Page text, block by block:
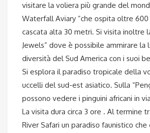
visitare la voliera più grande del
Waterfall Aviary “che ospita oltre 600
cascata alta 30 metri. Si visita inoltre
Jewels” dove è possibile ammirare la
diversità del Sud America con i suoi
Si esplora il paradiso tropicale della
uccelli del sud-est asiatico. Sulla
possono vedere i pinguini africani in
La visita dura circa 3 ore . Al termine
River Safari un paradiso faunistico